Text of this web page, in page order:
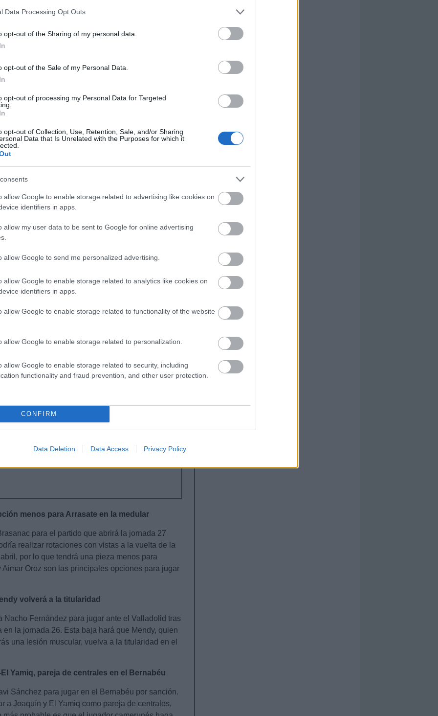
Data Processing Opt Outs
opt-out of the Sharing of my personal data.
opt-out of the Sale of my Personal Data.
opt-out of processing my Personal Data for Targeted
opt-out of Collection, Use, Retention, Sale, and/or Sharing
Data that Is Unrelated with the Purposes for which it
allow Google to enable storage related to advertising like cookies on
identifiers in apps.
allow my user data to be sent to Google for online advertising
allow Google to send me personalized advertising.
allow Google to enable storage related to analytics like cookies on
identifiers in apps.
allow Google to enable storage related to functionality of the website
allow Google to enable storage related to personalization.
allow Google to enable storage related to security, including
functionality and fraud prevention, and other user protection.
CONFIRM
Data Deletion Data Access Privacy Policy
realiza rotaciones.
a la titularidad
27 en un partido vital para la zona Champions
sancionado por acumulación de amarillas.
su doble pivote más habitual, compuesto por
jornada 26
26 de LaLiga dejó varios lesionados y tocados,
Moreno. Repasamos su estado y posible tiempo
Pere Milla como delantero
Sebastián Beccacece, no podrá contar con Lucas
al Barcelona. La baja del referente ofensivo
o un Pere Milla que estará al 100% tras dejar
Sergi Gómez
su defensa para jugar en Girona por la baja por
será su sustituto en el once.
al once
de Gastón Álvarez, sancionado por
venía siendo suplente en las últimas jornadas,
por sanción de Alderete y Domingos Duarte.
medirse a los de Valverde.
Tsygankov, MVP
Viktor Tsygankov fue la gran estrella de la
menos para Arrasate en la medular
para el partido que abrirá la jornada 27
realizar rotaciones con vistas a la vuelta de la
por lo que tendrá una pieza menos para
Oroz son las principales opciones para jugar
volverá a la titularidad
Nacho Fernández para jugar ante el Valladolid tras
la jornada 26. Esta baja hará que Mendy, quien
una lesión muscular, vuelva a la titularidad en el
Yamiq, pareja de centrales en el Bernabéu
Sánchez para jugar en el Bernabéu por sanción.
a Joaquín y El Yamiq como pareja de centrales,